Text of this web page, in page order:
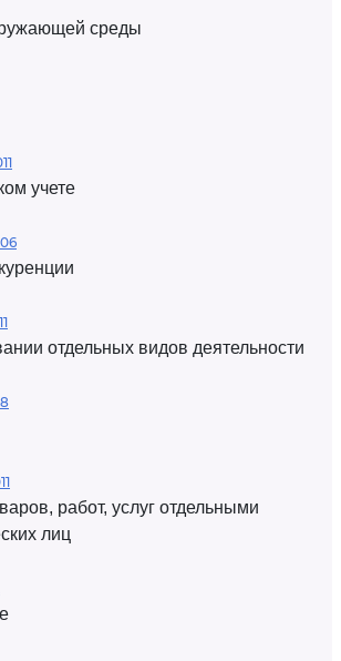
среды
учете
отдельных видов деятельности
работ, услуг отдельными
лиц